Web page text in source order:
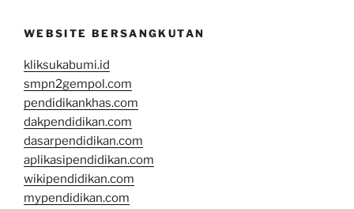
WEBSITE BERSANGKUTAN
kliksukabumi.id
smpn2gempol.com
pendidikankhas.com
dakpendidikan.com
dasarpendidikan.com
aplikasipendidikan.com
wikipendidikan.com
mypendidikan.com